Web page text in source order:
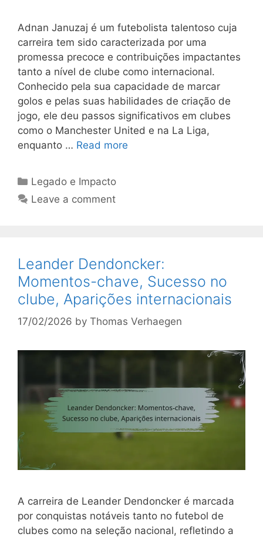
Adnan Januzaj é um futebolista talentoso cuja
carreira tem sido caracterizada por uma
promessa precoce e contribuições impactantes
tanto a nível de clube como internacional.
Conhecido pela sua capacidade de marcar
golos e pelas suas habilidades de criação de
jogo, ele deu passos significativos em clubes
como o Manchester United e na La Liga,
enquanto … Read more
Categories
Legado e Impacto
Leave a comment
Leander Dendoncker:
Momentos-chave, Sucesso no
clube, Aparições internacionais
17/02/2026 by Thomas Verhaegen
A carreira de Leander Dendoncker é marcada
por conquistas notáveis tanto no futebol de
clubes como na seleção nacional, refletindo a